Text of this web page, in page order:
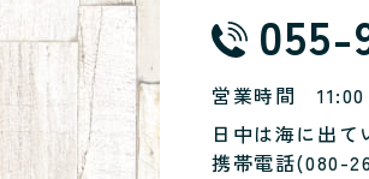
055-
営業時間
日中は海に出
携帯電話(080-